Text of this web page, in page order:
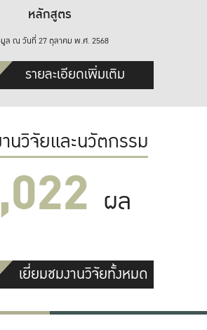
หลักสูตร
ล ณ วันที่ 27 ตุลาคม พ.ศ. 2568
รายละเอียดเพิ่มเติม
นวิจัยและนวัตกรรม
ผล
เยี่ยมชมงานวิจัยทั้งหมด